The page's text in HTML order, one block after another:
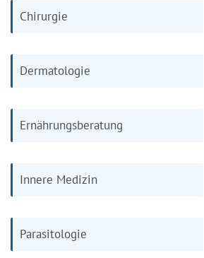
Chirurgie
Dermatologie
Ernährungsberatung
Innere Medizin
Parasitologie